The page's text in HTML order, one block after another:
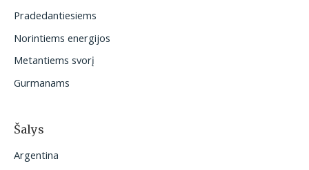
:
Pradedantiesiems
Norintiems energijos
Metantiems svorį
Gurmanams
Šalys
Argentina